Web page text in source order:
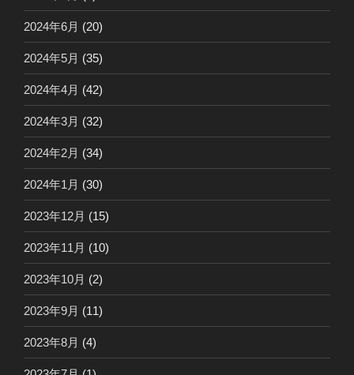
2024年6月 (20)
2024年5月 (35)
2024年4月 (42)
2024年3月 (32)
2024年2月 (34)
2024年1月 (30)
2023年12月 (15)
2023年11月 (10)
2023年10月 (2)
2023年9月 (11)
2023年8月 (4)